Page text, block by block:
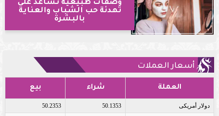
وصفات طبيعية تساعد على
تهدئة حب الشباب والعناية
بالبشرة
أسعار العملات
العملة شراء بيع
دولار أمريكى 50.1353
50.2353